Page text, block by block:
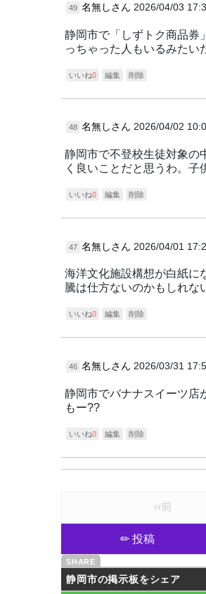
49 名無しさん 2026/04/03
静岡市で「しずトク商品券
っちゃった人もいるみたい
いいね0 編集 削除
48 名無しさん 2026/04/02
静岡市で不登校生徒対象の
く良いことだと思うわ。子
いいね0 編集 削除
47 名無しさん 2026/04/01
海洋文化施設構想が白紙に
騰は仕方ないのかもしれな
いいね0 編集 削除
46 名無しさん 2026/03/31
静岡市でバナナスイーツ店
もー??
いいね0 編集 削除
‹‹前
✏ 投稿
静岡市の掲示板をシェア